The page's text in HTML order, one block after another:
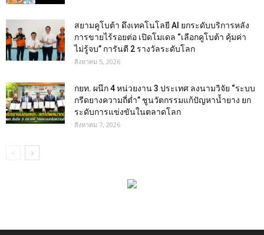
สยามคูโบต้า ดึงเทคโนโลยี AI ยกระดับบริการหลัง
การขายไร้รอยต่อ เปิดโมเดล “เลือกคูโบต้า คุ้มค่า
ไม่รู้จบ” การันตี 2 รางวัลระดับโลก
สิงหาคม 5, 2026
กยท. ผนึก 4 หน่วยงาน 3 ประเทศ ลงนามวิจัย “ระบบ
กรีดยางความถี่ต่ำ” ชูนวัตกรรมแก้ปัญหาน้ำยาง ยก
ระดับการแข่งขันในตลาดโลก
สิงหาคม 7, 2026